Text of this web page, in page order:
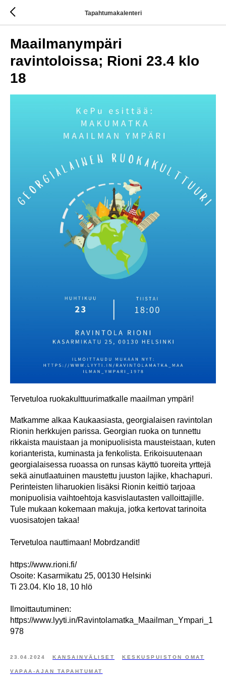
Tapahtumakalenteri
Maailmanympäri
ravintoloissa; Rioni 23.4 klo
18
Tervetuloa ruokakulttuurimatkalle maailman ympäri!
Matkamme alkaa Kaukaasiasta, georgialaisen ravintolan
Rionin herkkujen parissa. Georgian ruoka on tunnettu
rikkaista mauistaan ja monipuolisista mausteistaan, kuten
korianterista, kuminasta ja fenkolista. Erikoisuutenaan
georgialaisessa ruoassa on runsas käyttö tuoreita yrttejä
sekä ainutlaatuinen maustettu juuston lajike, khachapuri.
Perinteisten liharuokien lisäksi Rionin keittiö tarjoaa
monipuolisia vaihtoehtoja kasvislautasten valloittajille.
Tule mukaan kokemaan makuja, jotka kertovat tarinoita
vuosisatojen takaa!
Tervetuloa nauttimaan! Mobrdzandit!
https://www.rioni.fi/
Osoite: Kasarmikatu 25, 00130 Helsinki
Ti 23.04. Klo 18, 10 hlö
Ilmoittautuminen:
https://www.lyyti.in/Ravintolamatka_Maailman_Ympari_1
978
23.04.2024 KANSAINVÄLISET KESKUSPUISTON OMAT
VAPAA-AJAN TAPAHTUMAT